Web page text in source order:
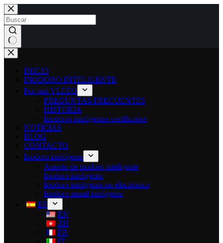
INICIO
INODORO INTELIGENTE
Por qué VLEEO
PREGUNTAS FRECUENTES
HISTORIA
Inodoros inteligentes certificados
NOTICIAS
BLOG
CONTACTO
Inodoro inteligente
Asiento de inodoro inteligente
Inodoro inteligente
Inodoro inteligente no electrónico
Inodoro mural inteligente
ES
EN
ZH
FR
IT